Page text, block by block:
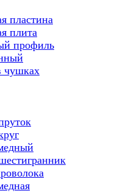
пластина
плита
профиль
чушках